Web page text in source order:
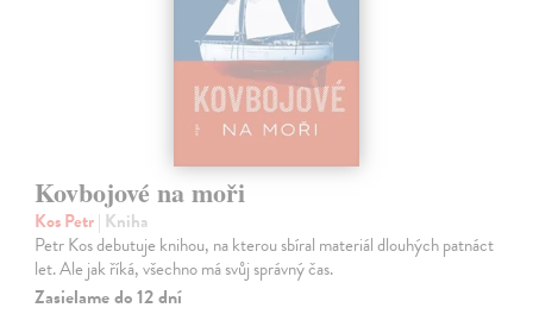
Kovbojové na moři
Kos Petr| Kniha
Petr Kos debutuje knihou, na kterou sbíral materiál dlouhých patnáct
let. Ale jak říká, všechno má svůj správný čas.
Zasielame do 12 dní